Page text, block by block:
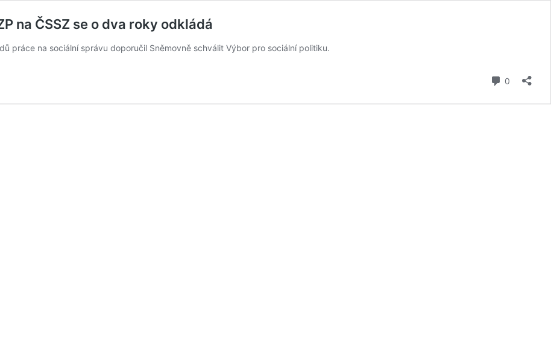
na ČSSZ se o dva roky odkládá
práce na sociální správu doporučil Sněmovně schválit Výbor pro sociální politiku.
0 komentářů